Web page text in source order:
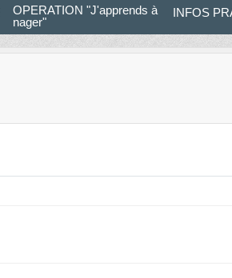
OPERATION "J'apprends à
nager"
INFOS